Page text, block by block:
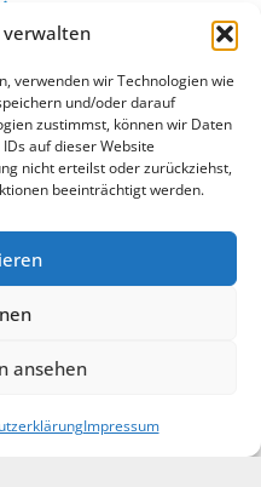
verwenden wir Technologien wie
und/oder darauf
zustimmst, können wir Daten
auf dieser Website
nicht erteilst oder zurückziehst,
beeinträchtigt werden.
ansehen
Impressum
Karte
Richtlinie (EU)